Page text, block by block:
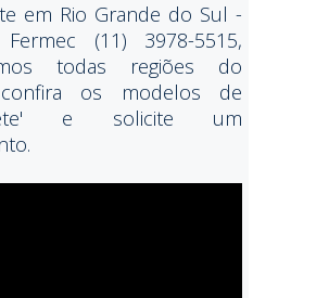
em Rio Grande do Sul -
(11) 3978-5515,
todas regiões do
os modelos de
e solicite um